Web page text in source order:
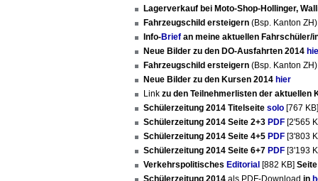
Lagerverkauf bei Moto-Shop-Hollinger,
Fahrzeugschild ersteigern (Bsp. Kanton
Info-Brief an meine aktuellen Fahrschüler/
Neue Bilder zu den DO-Ausfahrten 2014
Fahrzeugschild ersteigern (Bsp. Kanton
Neue Bilder zu den Kursen 2014 hier
Link zu den Teilnehmerlisten der aktuellen
Schülerzeitung 2014 Titelseite solo [767
Schülerzeitung 2014 Seite 2+3 PDF [2'565
Schülerzeitung 2014 Seite 4+5 PDF [3'803
Schülerzeitung 2014 Seite 6+7 PDF [3'193
Verkehrspolitisches Editorial [882 KB]
Schülerzeitung 2014 als PDF-Download in